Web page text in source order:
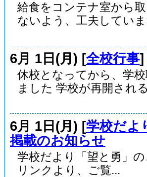
給食をコンテナ室から
ないよう、工夫してい
6月 1日(月) [全校行事
休校となってから、学
ました 学校が再開され
6月 1日(月) [学校だよ
掲載のお知らせ
学校だより「望と勇」
リンクより、ご覧...